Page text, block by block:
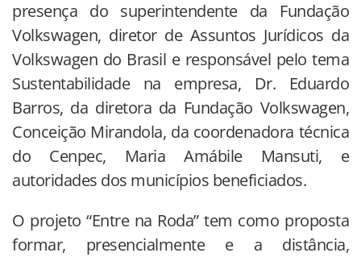
presença do superintendente da Fundação
Volkswagen, diretor de Assuntos Jurídicos da
Volkswagen do Brasil e responsável pelo tema
Sustentabilidade na empresa, Dr. Eduardo
Barros, da diretora da Fundação Volkswagen,
Conceição Mirandola, da coordenadora técnica
do Cenpec, Maria Amábile Mansuti, e
autoridades dos municípios beneficiados.
O projeto “Entre na Roda” tem como proposta
formar, presencialmente e a distância,